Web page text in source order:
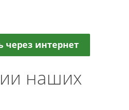
через интернет
наших